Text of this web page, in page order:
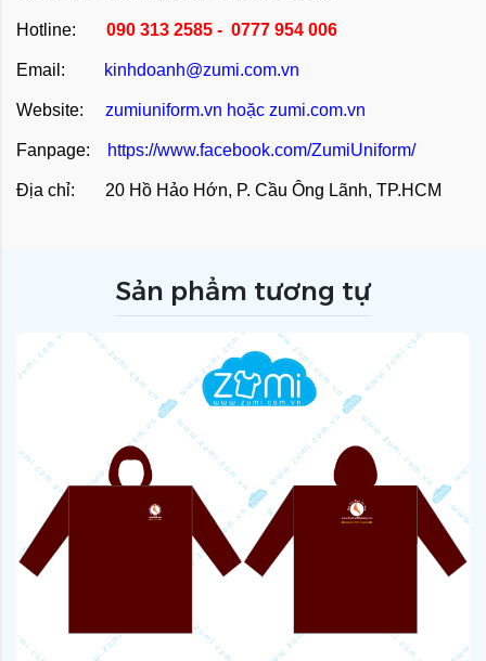
Hotline: 090 313 2585 - 0777 954 006
Email: kinhdoanh@zumi.com.vn
Website: zumiuniform.vn hoặc zumi.com.vn
Fanpage: https://www.facebook.com/ZumiUniform/
Địa chỉ: 20 Hồ Hảo Hớn, P. Cầu Ông Lãnh, TP.HCM
Sản phẩm tương tự